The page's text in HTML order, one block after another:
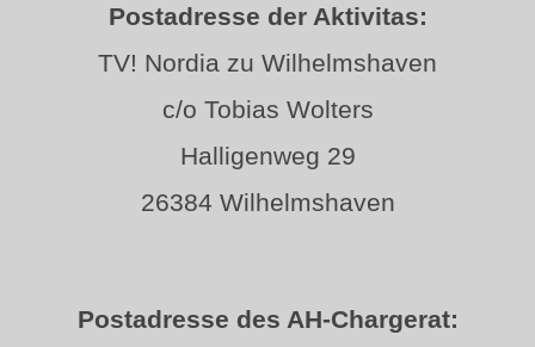
Postadresse der Aktivitas:
TV! Nordia zu Wilhelmshaven
c/o Tobias Wolters
Halligenweg 29
26384 Wilhelmshaven
Postadresse des AH-Chargerat: